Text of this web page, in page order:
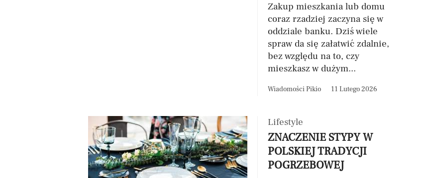
Zakup mieszkania lub domu
coraz rzadziej zaczyna się w
oddziale banku. Dziś wiele
spraw da się załatwić zdalnie,
bez względu na to, czy
mieszkasz w dużym...
Wiadomości Pikio 11 Lutego 2026
Lifestyle
ZNACZENIE STYPY W
POLSKIEJ TRADYCJI
POGRZEBOWEJ